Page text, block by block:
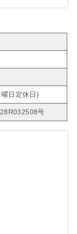
日定休日)
号